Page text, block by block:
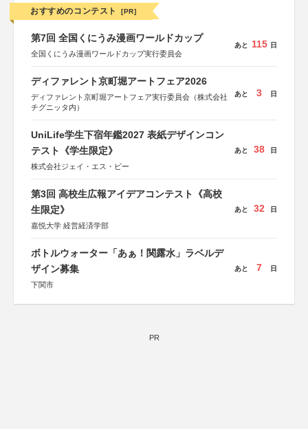
おすすめのコンテスト [PR]
第7回 全国くにうみ漫画ワールドカップ
全国くにうみ漫画ワールドカップ実行委員会
あと 115 日
ディファレント京町堀アートフェア2026
ディファレント京町堀アートフェア実行委員会（株式会社
チグニッタ内）
あと 3 日
UniLife学生下宿年鑑2027 表紙デザインコン
テスト《学生限定》
株式会社ジェイ・エス・ビー
あと 38 日
第3回 高校生広報アイデアコンテスト《高校
生限定》
嘉悦大学 経営経済学部
あと 32 日
ボトルウォーター「あぁ！関露水」ラベルデ
ザイン募集
下関市
あと 7 日
PR